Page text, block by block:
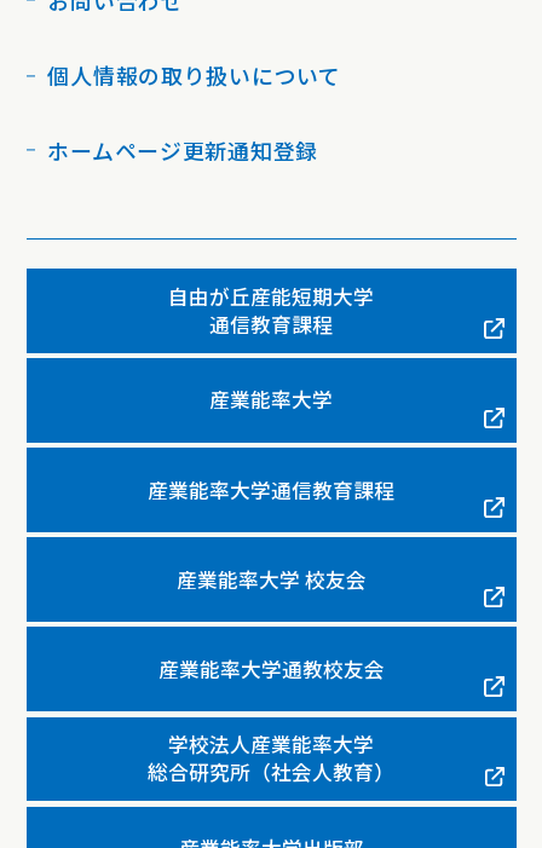
個人情報の取り扱いについて
ホームページ更新通知登録
自由が丘産能短期大学
通信教育課程
産業能率大学
産業能率大学通信教育課程
産業能率大学 校友会
産業能率大学通教校友会
学校法人産業能率大学
総合研究所（社会人教育）